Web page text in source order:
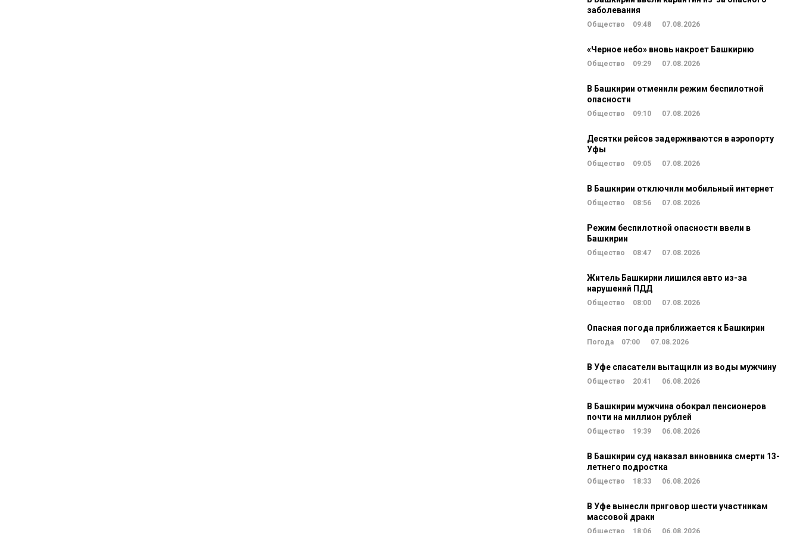
заболевания
Общество 09:48 07.08.2026
«Черное небо» вновь накроет Башкирию
Общество 09:29 07.08.2026
В Башкирии отменили режим беспилотной
опасности
Общество 09:10 07.08.2026
Десятки рейсов задерживаются в аэропорту
Уфы
Общество 09:05 07.08.2026
В Башкирии отключили мобильный интернет
Общество 08:56 07.08.2026
Режим беспилотной опасности ввели в
Башкирии
Общество 08:47 07.08.2026
Житель Башкирии лишился авто из-за
нарушений ПДД
Общество 08:00 07.08.2026
Опасная погода приближается к Башкирии
Погода 07:00 07.08.2026
В Уфе спасатели вытащили из воды мужчину
Общество 20:41 06.08.2026
В Башкирии мужчина обокрал пенсионеров
почти на миллион рублей
Общество 19:39 06.08.2026
В Башкирии суд наказал виновника смерти 13-
летнего подростка
Общество 18:33 06.08.2026
В Уфе вынесли приговор шести участникам
массовой драки
Общество 18:06 06.08.2026